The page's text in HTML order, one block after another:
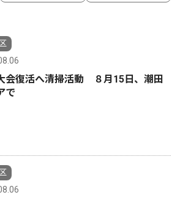
会復活へ清掃活動 ８月15日、潮田
で